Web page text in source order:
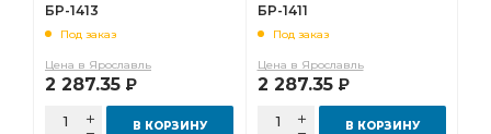
БР-1413
Под заказ
Цена в Ярославль
2 287.35 Р
В КОРЗИНУ
БР-1411
Под заказ
Цена в Ярославль
2 287.35 Р
В КОРЗИНУ